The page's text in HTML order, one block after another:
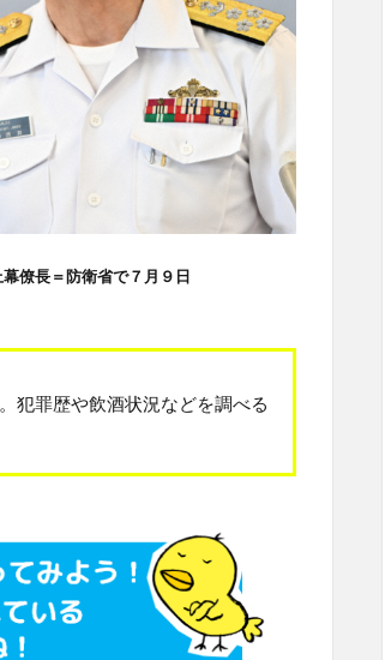
僚長＝防衛省で７月９日
犯罪歴や飲酒状況などを調べる